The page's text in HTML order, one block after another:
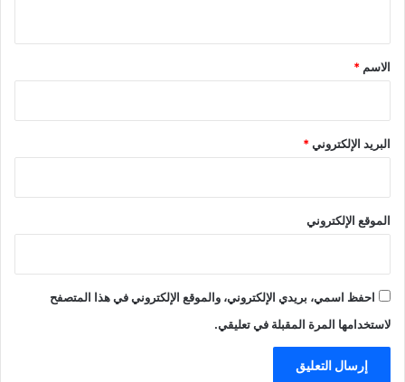
*
الاسم *
البريد الإلكتروني*
الموقع الإلكتروني
احفظ اسمي، بريدي الإلكتروني، والموقع الإلكتروني في هذا المتصفح
لاستخدامها المرة المقبلة في تعليقي.